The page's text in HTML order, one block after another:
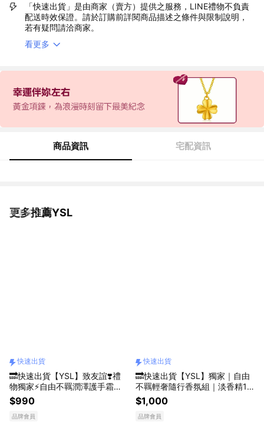
「快速出貨」是由商家（賣方）提供之服務，LINE禮物不負責
配送時效保證。請於訂購前詳閱商品描述之條件與限制說明，
若有疑問請洽商家。
看更多
商品資訊 宅配資訊
更多推薦YSL
看更多
快速出貨
🔜快速出貨【YSL】致友誼❣️禮
物獨家⚡️自由不羈潤澤護手霜｜
限時享隨行香｜清新暖陽花草香
調｜馬鞭草x薰衣草x橙花｜畢業
禮物
$990
品牌會員
快速出貨
🔜快速出貨【YSL】獨家｜自由
不羈輕奢隨行香氛組｜淡香精10
ML+潔膚露50ML｜旅行組｜奔
放暖陽花草香調｜男女皆宜 |生
日禮物
$1,000
品牌會員